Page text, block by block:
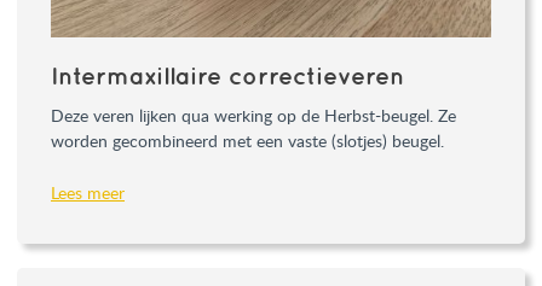
Intermaxillaire correctieveren
Deze veren lijken qua werking op de Herbst-beugel. Ze
worden gecombineerd met een vaste (slotjes) beugel.
Lees meer